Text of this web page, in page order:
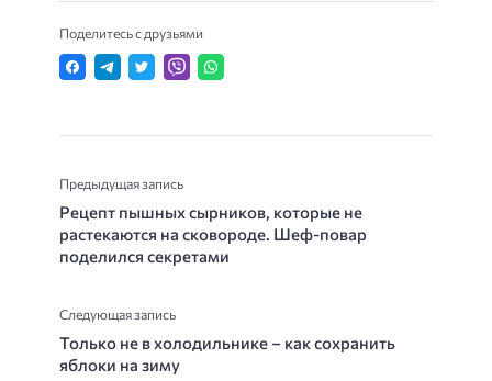
Поделитесь с друзьями
Предыдущая запись
Рецепт пышных сырников, которые не
растекаются на сковороде. Шеф-повар
поделился секретами
Следующая запись
Только не в холодильнике – как сохранить
яблоки на зиму